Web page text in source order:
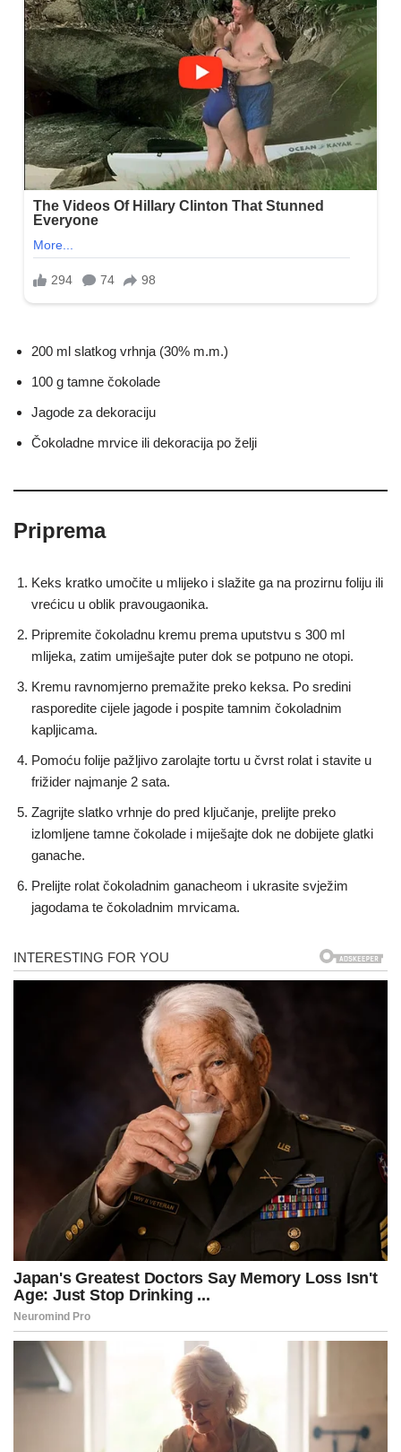
200 ml slatkog vrhnja (30% m.m.)
100 g tamne čokolade
Jagode za dekoraciju
Čokoladne mrvice ili dekoracija po želji
Priprema
Keks kratko umočite u mlijeko i slažite ga na prozirnu foliju ili
vrećicu u oblik pravougaonika.
Pripremite čokoladnu kremu prema uputstvu s 300 ml
mlijeka, zatim umiješajte puter dok se potpuno ne otopi.
Kremu ravnomjerno premažite preko keksa. Po sredini
rasporedite cijele jagode i pospite tamnim čokoladnim
kapljicama.
Pomoću folije pažljivo zarolajte tortu u čvrst rolat i stavite u
frižider najmanje 2 sata.
Zagrijte slatko vrhnje do pred ključanje, prelijte preko
izlomljene tamne čokolade i miješajte dok ne dobijete glatki
ganache.
Prelijte rolat čokoladnim ganacheom i ukrasite svježim
jagodama te čokoladnim mrvicama.